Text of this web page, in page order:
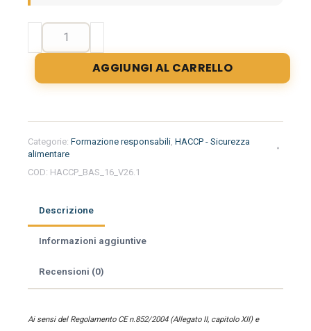
Formazione
per
responsabili
alimentare
nella
regione
Basilicata
quantità
AGGIUNGI AL CARRELLO
Categorie: Formazione responsabili, HACCP - Sicurezza
alimentare
COD: HACCP_BAS_16_V26.1
Descrizione
Informazioni aggiuntive
Recensioni (0)
Ai sensi del Regolamento CE n.852/2004 (Allegato II, capitolo XII) e